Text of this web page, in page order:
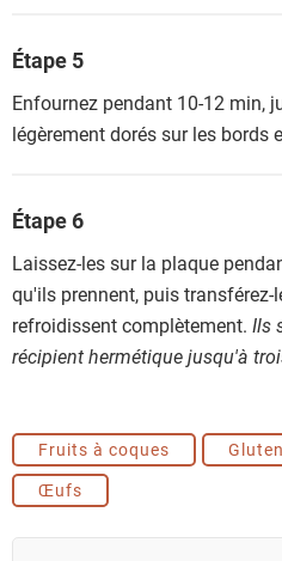
Étape 5
Enfournez pendant 10-12 min,
légèrement dorés sur les bords
Étape 6
Laissez-les sur la plaque
qu'ils prennent, puis
refroidissent complètement. Ils
récipient hermétique jusqu'à
Fruits à coques Gluten
Œufs